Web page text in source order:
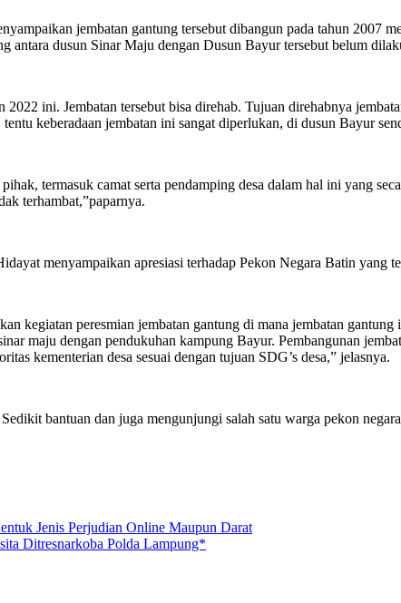
jembatan gantung tersebut dibangun pada tahun 2007
antara dusun Sinar Maju dengan Dusun Bayur tersebut belum
ini. Jembatan tersebut bisa direhab. Tujuan direhabnya
keberadaan jembatan ini sangat diperlukan, di dusun Bayur
termasuk camat serta pendamping desa dalam hal ini yang
terhambat,”paparnya.
menyampaikan apresiasi terhadap Pekon Negara Batin yang
kegiatan peresmian jembatan gantung di mana jembatan
maju dengan pendukuhan kampung Bayur. Pembangunan
kementerian desa sesuai dengan tujuan SDG’s desa,” jelasnya.
bantuan dan juga mengunjungi salah satu warga pekon
Jenis Perjudian Online Maupun Darat
Ditresnarkoba Polda Lampung*